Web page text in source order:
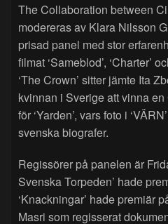
The Collaboration between
modereras av Klara Nilsson
prisad panel med stor
filmat ‘Sameblod’, ‘Charter’
‘The Crown’ sitter jämte Ita
kvinnan i Sverige att vinna
för ‘Yarden’, vars foto i
svenska biografer.
Regissörer på panelen är
Svenska Torpeden’ hade
‘Knackningar’ hade premiär
Masri som regisserat